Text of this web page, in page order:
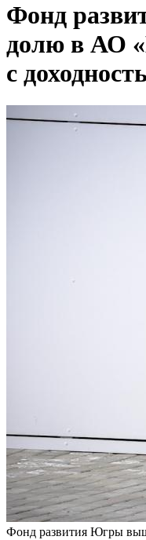
Фонд
долю в АО
с
Фонд развития Югры